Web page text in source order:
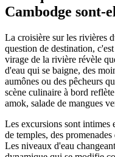
Cambodge sont-
La croisière sur les rivières
question de destination,
virage de la rivière révèle
d'eau qui se baigne, des
aumônes ou des pêcheurs
scène culinaire à bord
amok, salade de mangues
Les excursions sont intimes
de temples, des
Les niveaux d'eau